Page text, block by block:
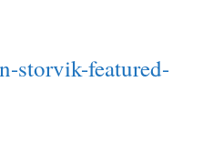
storvik-featured-